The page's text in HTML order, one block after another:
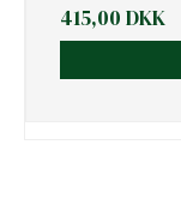
415,00 DKK